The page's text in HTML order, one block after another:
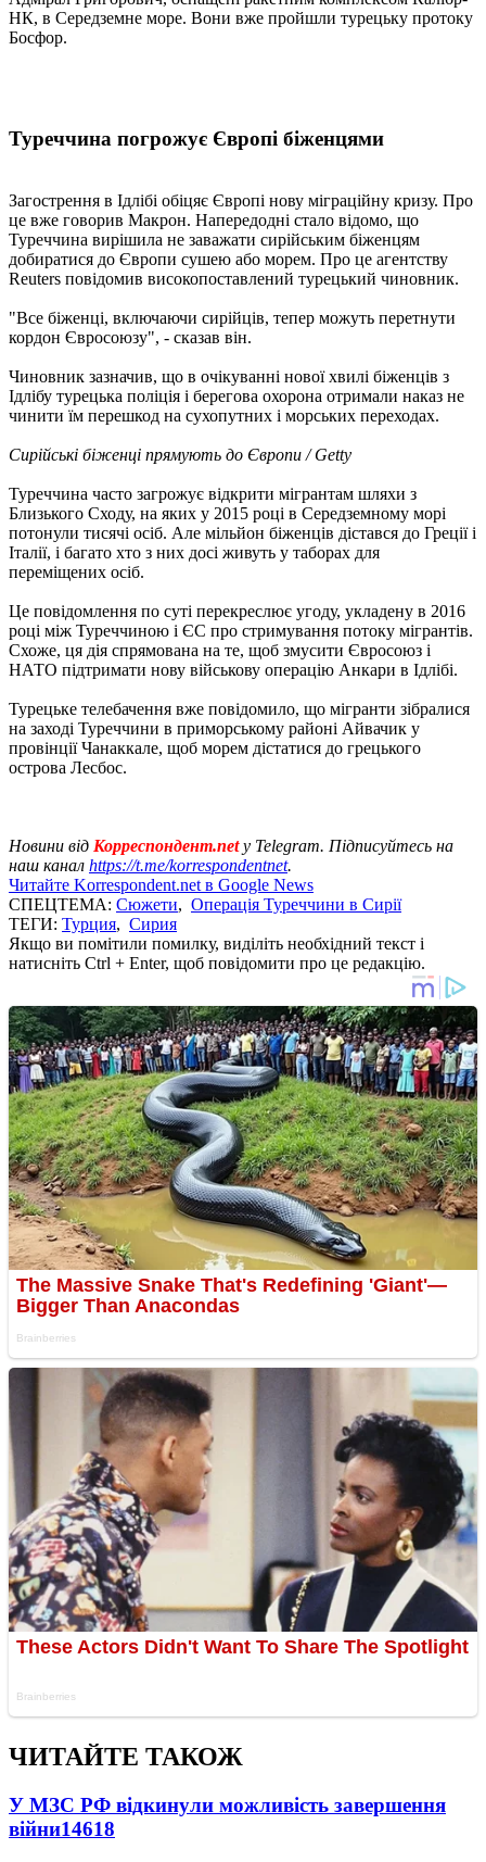
НК, в Середземне море. Вони вже пройшли турецьку протоку
Босфор.
Туреччина погрожує Європі біженцями
Загострення в Ідлібі обіцяє Європі нову міграційну кризу. Про
це вже говорив Макрон. Напередодні стало відомо, що
Туреччина вирішила не заважати сирійським біженцям
добиратися до Європи сушею або морем. Про це агентству
Reuters повідомив високопоставлений турецький чиновник.
"Все біженці, включаючи сирійців, тепер можуть перетнути
кордон Євросоюзу", - сказав він.
Чиновник зазначив, що в очікуванні нової хвилі біженців з
Ідлібу турецька поліція і берегова охорона отримали наказ не
чинити їм перешкод на сухопутних і морських переходах.
Сирійські біженці прямують до Європи / Getty
Туреччина часто загрожує відкрити мігрантам шляхи з
Близького Сходу, на яких у 2015 році в Середземному морі
потонули тисячі осіб. Але мільйон біженців дістався до Греції і
Італії, і багато хто з них досі живуть у таборах для
переміщених осіб.
Це повідомлення по суті перекреслює угоду, укладену в 2016
році між Туреччиною і ЄС про стримування потоку мігрантів.
Схоже, ця дія спрямована на те, щоб змусити Євросоюз і
НАТО підтримати нову військову операцію Анкари в Ідлібі.
Турецьке телебачення вже повідомило, що мігранти зібралися
на заході Туреччини в приморському районі Айвачик у
провінції Чанаккале, щоб морем дістатися до грецького
острова Лесбос.
Новини від Корреспондент.net у Telegram. Підписуйтесь на
наш канал https://t.me/korrespondentnet.
Читайте Korrespondent.net в Google News
СПЕЦТЕМА: Сюжети, Операція Туреччини в Сирії
ТЕГИ: Турция, Сирия
Якщо ви помітили помилку, виділіть необхідний текст і
натисніть Ctrl + Enter, щоб повідомити про це редакцію.
ЧИТАЙТЕ ТАКОЖ
У МЗС РФ відкинули можливість завершення
війни14618